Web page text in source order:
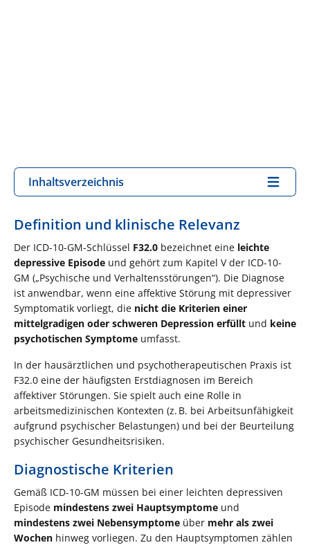
Inhaltsverzeichnis
Definition und klinische Relevanz
Der ICD-10-GM-Schlüssel F32.0 bezeichnet eine leichte
depressive Episode und gehört zum Kapitel V der ICD-10-
GM („Psychische und Verhaltensstörungen“). Die Diagnose
ist anwendbar, wenn eine affektive Störung mit depressiver
Symptomatik vorliegt, die nicht die Kriterien einer
mittelgradigen oder schweren Depression erfüllt und keine
psychotischen Symptome umfasst.
In der hausärztlichen und psychotherapeutischen Praxis ist
F32.0 eine der häufigsten Erstdiagnosen im Bereich
affektiver Störungen. Sie spielt auch eine Rolle in
arbeitsmedizinischen Kontexten (z. B. bei Arbeitsunfähigkeit
aufgrund psychischer Belastungen) und bei der Beurteilung
psychischer Gesundheitsrisiken.
Diagnostische Kriterien
Gemäß ICD-10-GM müssen bei einer leichten depressiven
Episode mindestens zwei Hauptsymptome und
mindestens zwei Nebensymptome über mehr als zwei
Wochen hinweg vorliegen. Zu den Hauptsymptomen zählen